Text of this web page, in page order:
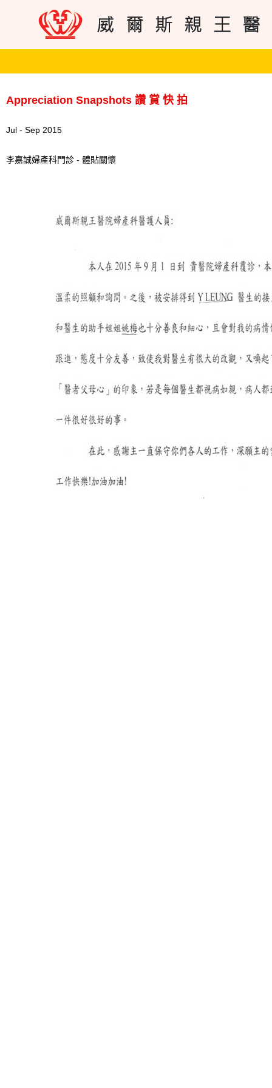
Appreciation Snapshots 讚 賞 快 拍
Jul - Sep 2015
李嘉誠婦產科門診 - 體貼關懷